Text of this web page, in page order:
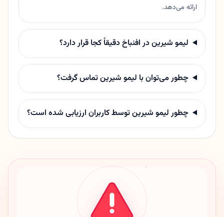
ارائه می‌دهد.
لیمو شیرین در افنباخ دقیقاً کجا قرار دارد؟
چطور می‌توان با لیمو شیرین تماس گرفت؟
چطور لیمو شیرین توسط کاربران ارزیابی شده است؟